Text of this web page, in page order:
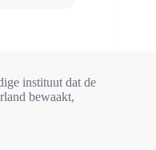
instituut dat de
bewaakt,